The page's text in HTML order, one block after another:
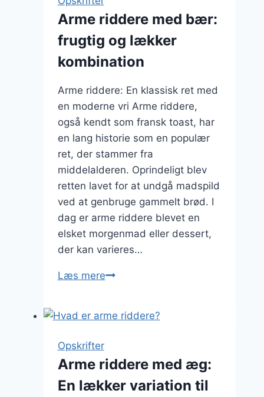
Arme riddere med bær:
frugtig og lækker
kombination
Arme riddere: En klassisk ret med
en moderne vri Arme riddere,
også kendt som fransk toast, har
en lang historie som en populær
ret, der stammer fra
middelalderen. Oprindeligt blev
retten lavet for at undgå madspild
ved at genbruge gammelt brød. I
dag er arme riddere blevet en
elsket morgenmad eller dessert,
der kan varieres…
Læs mereArme
bær:
lækker
kombination
Opskrifter
Arme riddere med æg:
En lækker variation til